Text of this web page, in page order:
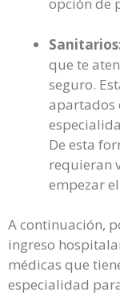
que te
seguro.
apartados
De esta
requieran
empezar
A continuación,
ingreso
médicas que
especialidad